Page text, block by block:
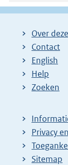
Over
Contact
English
Help
Zoeken
Privacy
Sitemap